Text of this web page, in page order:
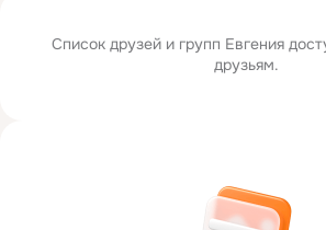
Список друзей и групп Евгения
друзьям.